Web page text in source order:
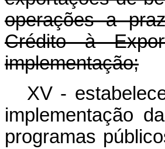
operações a
Crédito à
implementação;
XV -
implementação
programas